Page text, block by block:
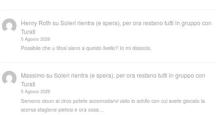
Henry Roth suSoleri rientra (e spera), per ora restano tutti in gruppo con
Turati
5 Agosto 2026
Possibile che u tifosi siano a questo livello? Io mi dissocio.
Massimo suSoleri rientra (e spera), per ora restano tutti in gruppo con
Turati
5 Agosto 2026
Servono cloun al circo potete accomodarvi visto lo schifo con cui avete giocato la
scorsa stagione pietosi e ora cosa…